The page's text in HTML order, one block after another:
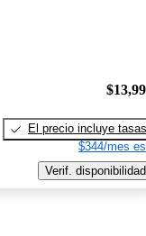
El precio incluye tasas
$344/mes
Verif. disponibilidad